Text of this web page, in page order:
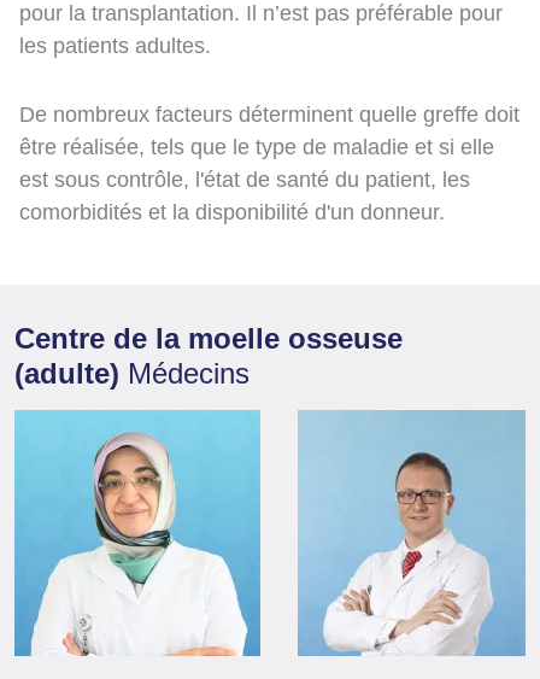
pour la transplantation. Il n’est pas préférable pour
les patients adultes.
De nombreux facteurs déterminent quelle greffe doit
être réalisée, tels que le type de maladie et si elle
est sous contrôle, l'état de santé du patient, les
comorbidités et la disponibilité d'un donneur.
Centre de la moelle osseuse
(adulte) Médecins